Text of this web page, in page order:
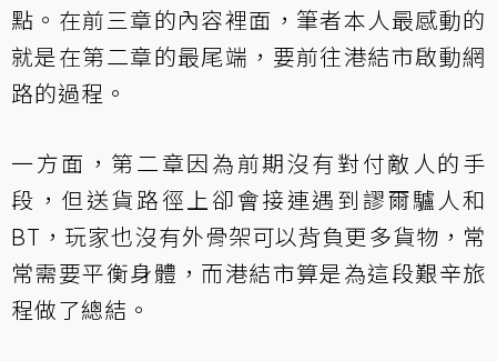
點。在前三章的內容裡面，筆者本人最感動的
就是在第二章的最尾端，要前往港結市啟動網
路的過程。
一方面，第二章因為前期沒有對付敵人的手
段，但送貨路徑上卻會接連遇到謬爾驢人和
BT，玩家也沒有外骨架可以背負更多貨物，常
常需要平衡身體，而港結市算是為這段艱辛旅
程做了總結。